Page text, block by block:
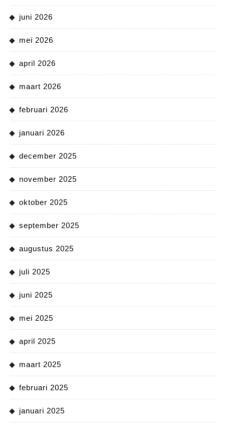
juni 2026
mei 2026
april 2026
maart 2026
februari 2026
januari 2026
december 2025
november 2025
oktober 2025
september 2025
augustus 2025
juli 2025
juni 2025
mei 2025
april 2025
maart 2025
februari 2025
januari 2025